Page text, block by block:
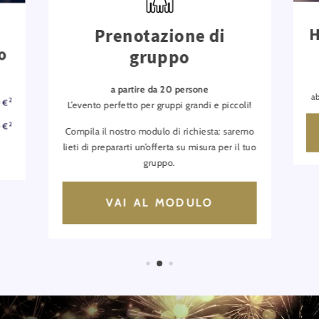
€2
€2
Prenotazione di
gruppo
a partire da 20 persone
L’evento perfetto per gruppi grandi e piccoli!
Compila il nostro modulo di richiesta: saremo
lieti di prepararti un’offerta su misura per il tuo
gruppo.
VAI AL MODULO